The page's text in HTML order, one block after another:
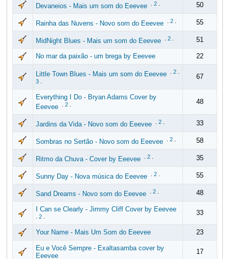
Devaneios - Mais um som do Eeevee 2. 50
Rainha das Nuvens - Novo som do Eeevee 2. 55
MidNight Blues - Mais um som do Eeevee 2. 51
No mar da paixão - um brega by Eeevee 22
Little Town Blues - Mais um som do Eeevee 2.
3.
67
Everything I Do - Bryan Adams Cover by
Eeevee
2. 48
Jardins da Vida - Novo som do Eeevee 2. 33
Sombras no Sertão - Novo som do Eeevee 2. 58
Ritmo da Chuva - Cover by Eeevee 2. 35
Sunny Day - Nova música do Eeevee 2. 55
Sand Dreams - Novo som do Eeevee 2. 48
I Can se Clearly - Jimmy Cliff Cover by Eeevee
2. 33
Your Name - Mais Um Som do Eeevee 23
Eu e Você Sempre - Exaltasamba cover by
Eeevee
17